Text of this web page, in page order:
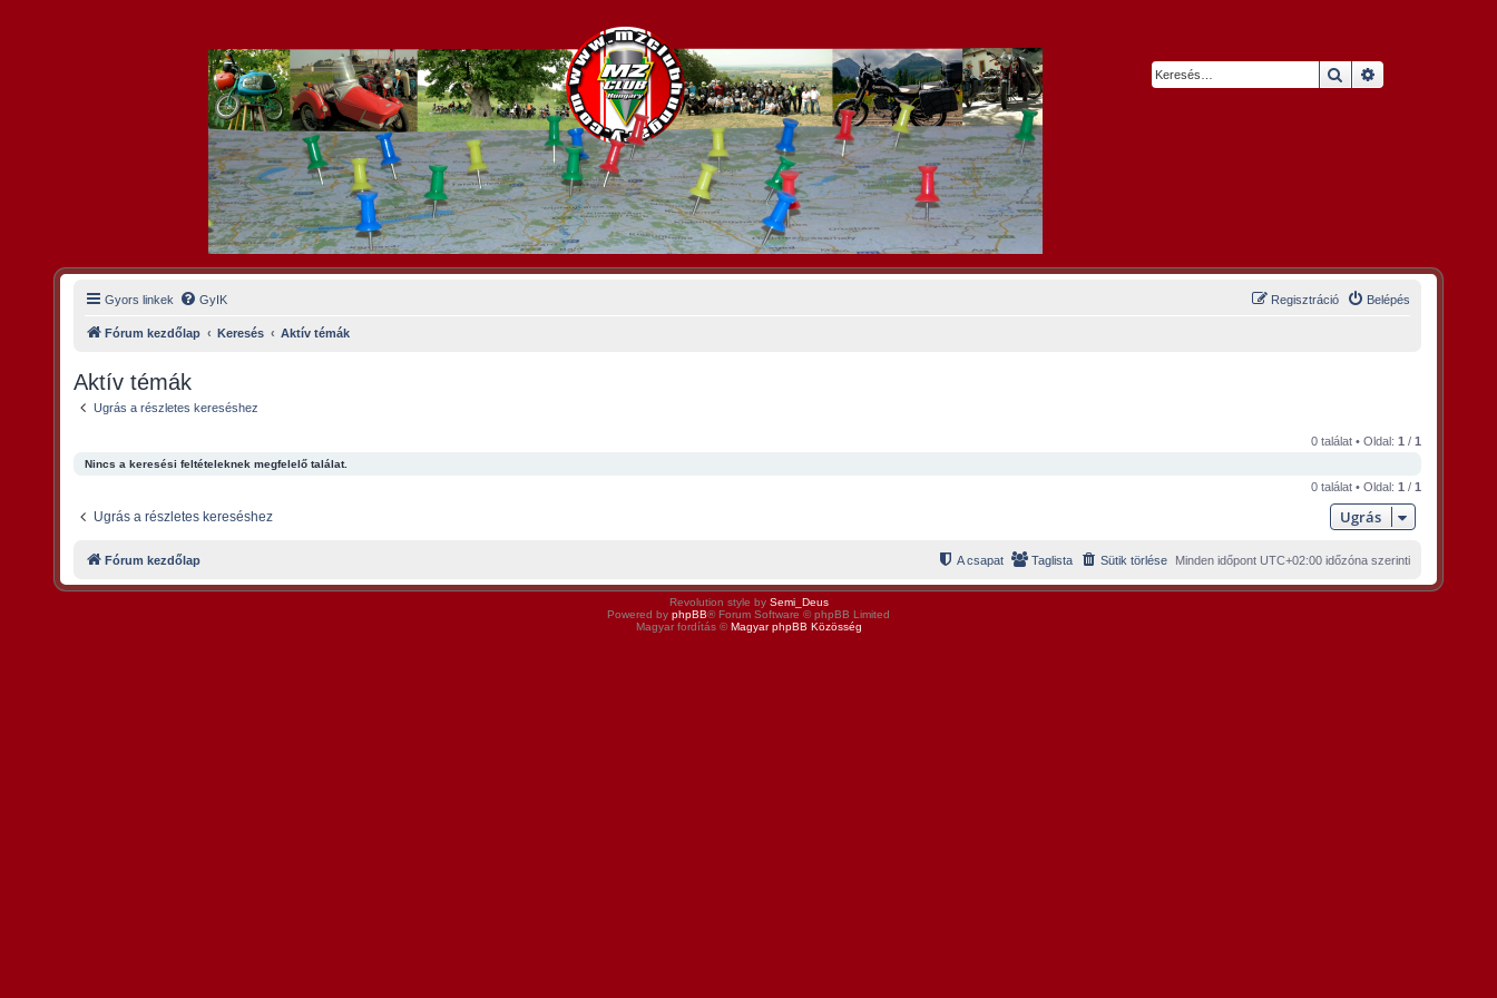
Keresés
Gyors linkek GyIK Belépés
Regisztráció
Fórum kezdőlap Keresés Aktív témák
Aktív témák
Ugrás a részletes kereséshez
0 találat • Oldal: 1 / 1
Nincs a keresési feltételeknek megfelelő találat.
0 találat • Oldal: 1 / 1
Ugrás a részletes kereséshez Ugrás
Fórum kezdőlap Minden időpont UTC+02:00időzóna szerinti
Sütik törlése
Taglista
A csapat
Revolution style by Semi_Deus
Powered by phpBB® Forum Software © phpBB Limited
Magyar fordítás ©Magyar phpBB Közösség